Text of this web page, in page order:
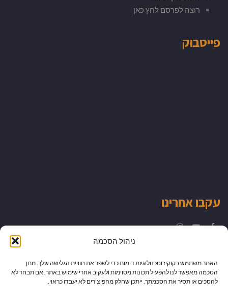
ניהול הסכמה
האתר משתמש בקוקיז וטכנולוגיות דומות כדי לשפר את חוויית הגלישה שלך. מתן
הסכמה מאפשר לנו להפעיל תכונות מסוימות ולעקוב אחרי שימוש באתר. אם תבחר לא
להסכים או תסיר את הסכמתך, ייתכן שחלק מהפיצ’רים לא יעבדו כראוי.
רוצה לפרסם לחץ כאן
פייסבוק
עקבו אחרינו